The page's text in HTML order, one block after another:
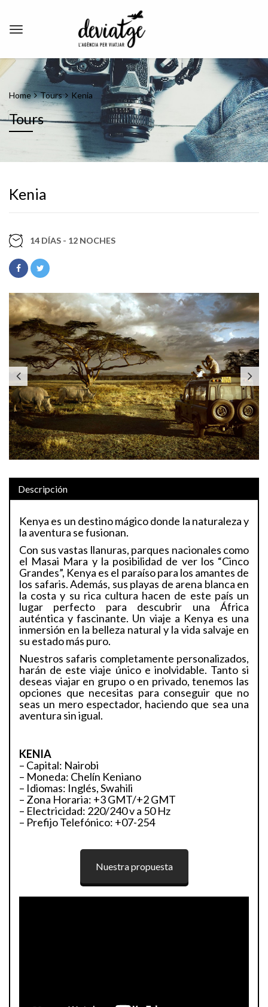
Home Tours Kenia
Tours
Kenia
14 DÍAS - 12 NOCHES
Previous Next
Descripción
Kenya es un destino mágico donde la naturaleza y
la aventura se fusionan.
Con sus vastas llanuras, parques nacionales como
el Masai Mara y la posibilidad de ver los “Cinco
Grandes”, Kenya es el paraíso para los amantes de
los safaris. Además, sus playas de arena blanca en
la costa y su rica cultura hacen de este país un
lugar perfecto para descubrir una África
auténtica y fascinante. Un viaje a Kenya es una
inmersión en la belleza natural y la vida salvaje en
su estado más puro.
Nuestros safaris completamente personalizados,
harán de este viaje único e inolvidable. Tanto si
deseas viajar en grupo o en privado, tenemos las
opciones que necesitas para conseguir que no
seas un mero espectador, haciendo que sea una
aventura sin igual.
KENIA
– Capital: Nairobi
– Moneda: Chelín Keniano
– Idiomas: Inglés, Swahili
– Zona Horaria: +3 GMT/+2 GMT
– Electricidad: 220/240 v a 50 Hz
– Prefijo Telefónico: +07-254
Nuestra propuesta